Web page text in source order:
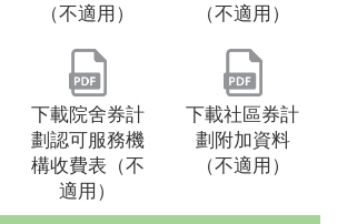
（不適用）
（不適用）
下載院舍券計
劃認可服務機
構收費表（不
適用）
下載社區券計
劃附加資料
（不適用）